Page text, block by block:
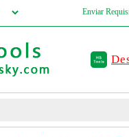
Enviar